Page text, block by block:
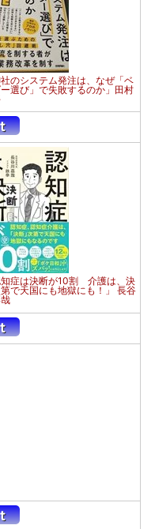
社のシステム発注は、なぜ「ベ
選び」で失敗するのか」田村
知症は決断が10割 介護は、決
で天国にも地獄にも！」 長谷